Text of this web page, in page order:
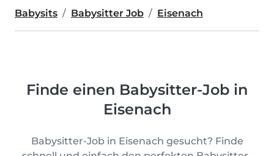
Babysits Babysitter Job Eisenach
Finde einen Babysitter-Job in
Eisenach
Babysitter-Job in Eisenach gesucht? Finde